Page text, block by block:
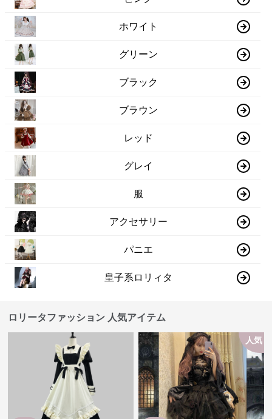
ホワイト
グリーン
ブラック
ブラウン
レッド
グレイ
服
アクセサリー
パニエ
皇子系ロリィタ
ロリータファッション 人気アイテム
人気